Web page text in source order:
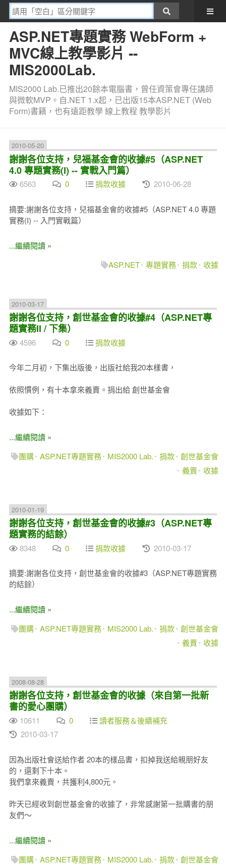
ASP.NET專題實務 WebForm +
MVC線上教學影片 --
MIS2000Lab.
MIS2000 Lab.已推出20餘本電腦書，曾任資策會專任講師
與微軟MVP。自.NET 1.x起，已出版15本ASP.NET (Web
Form)書籍，也有遠距教學 線上教程 教學影片
2010-05-20
謝謝各位支持，兒福基金會的收據#5（ASP.NET
4.0 專題實務(I) -- 實戰入門篇）
6563 0 捐款收據 2010-06-28
摘要:謝謝各位支持，兒福基金會的收據#5（ASP.NET 4.0 專題
實務(I) -- 入門實戰篇）
...繼續閱讀 »
ASP.NET 專題實務 捐款 收據
2010-03-17
謝謝各位支持，創世基金會的收據#4（ASP.NET專
題實務II / 下集）
4596 0 捐款收據
今年二月初，下集出版後，出版社給我20本樣書，
依照慣例，有十本拿來義賣。捐出給 創世基金會
收據如下：
...繼續閱讀 »
團購 ASP.NET專題實務 MIS2000 Lab. 捐款 創世基金會
義賣
收據
2010-01-19
謝謝各位支持，創世基金會的收據#3（ASP.NET專
題實務的結餘）
8348 0 捐款收據 2010-03-17
摘要:謝謝各位支持，創世基金會的收據#3（ASP.NET專題實務
的結餘）
...繼續閱讀 »
團購 ASP.NET專題實務 MIS2000 Lab. 捐款 創世基金會
義賣
收據
2008-08-28
謝謝各位支持，創世基金會的收據（來自第一批新
書的愛心團購）
10611 0
讀者服務＆後續補充
2010-03-17
因為出版社會送給作者 20本的樣品書，扣掉我送給親朋好友
的，還剩下十本。
我們拿來義賣，共獲利4,800元。
昨天已經收到創世基金會的收據了，非常感謝第一批購書的朋
友們～
...繼續閱讀 »
團購 ASP.NET專題實務 MIS2000 Lab. 捐款 創世基金會